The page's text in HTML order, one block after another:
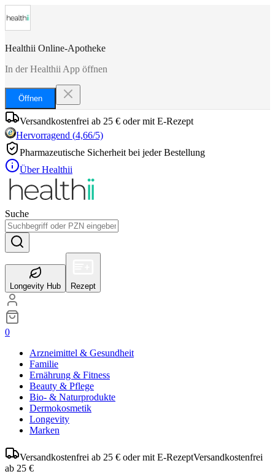
Healthii Online-Apotheke
In der Healthii App öffnen
Öffnen
Versandkostenfrei ab 25 € oder mit E-Rezept
Hervorragend (4,66/5)
Pharmazeutische Sicherheit bei jeder Bestellung
Über Healthii
Suche
Longevity Hub Rezept
0
Arzneimittel & Gesundheit
Familie
Ernährung & Fitness
Beauty & Pflege
Bio- & Naturprodukte
Dermokosmetik
Longevity
Marken
Versandkostenfrei ab 25 € oder mit E-RezeptVersandkostenfrei
ab 25 €